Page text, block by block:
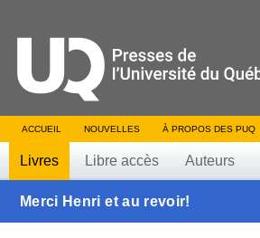
ACCUEIL NOUVELLES À PROPOS DES PUQ
Livres Libre accès Auteurs
Merci Henri et au revoir!